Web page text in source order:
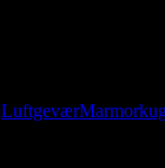
Luftgevær